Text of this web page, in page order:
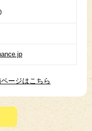
ージはこちら